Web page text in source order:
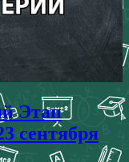
Этап
сентября